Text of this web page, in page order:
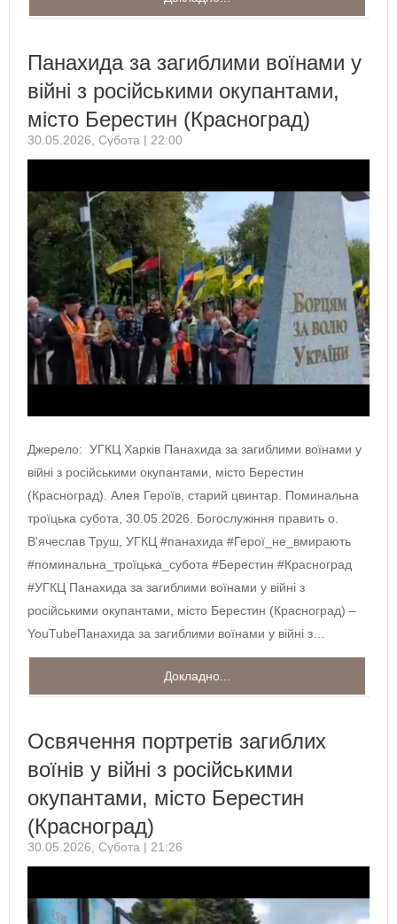
Панахида за загиблими воїнами у
війні з російськими окупантами,
місто Берестин (Красноград)
30.05.2026, Субота | 22:00
Джерело: УГКЦ Харків Панахида за загиблими воїнами у
війні з російськими окупантами, місто Берестин
(Красноград). Алея Героїв, старий цвинтар. Поминальна
троїцька субота, 30.05.2026. Богослужіння править о.
В'ячеслав Труш, УГКЦ #панахида #Герої_не_вмирають
#поминальна_троїцька_субота #Берестин #Красноград
#УГКЦ Панахида за загиблими воїнами у війні з
російськими окупантами, місто Берестин (Красноград) –
YouTubeПанахида за загиблими воїнами у війні з…
Докладно...
Освячення портретів загиблих
воїнів у війні з російськими
окупантами, місто Берестин
(Красноград)
30.05.2026, Субота | 21:26